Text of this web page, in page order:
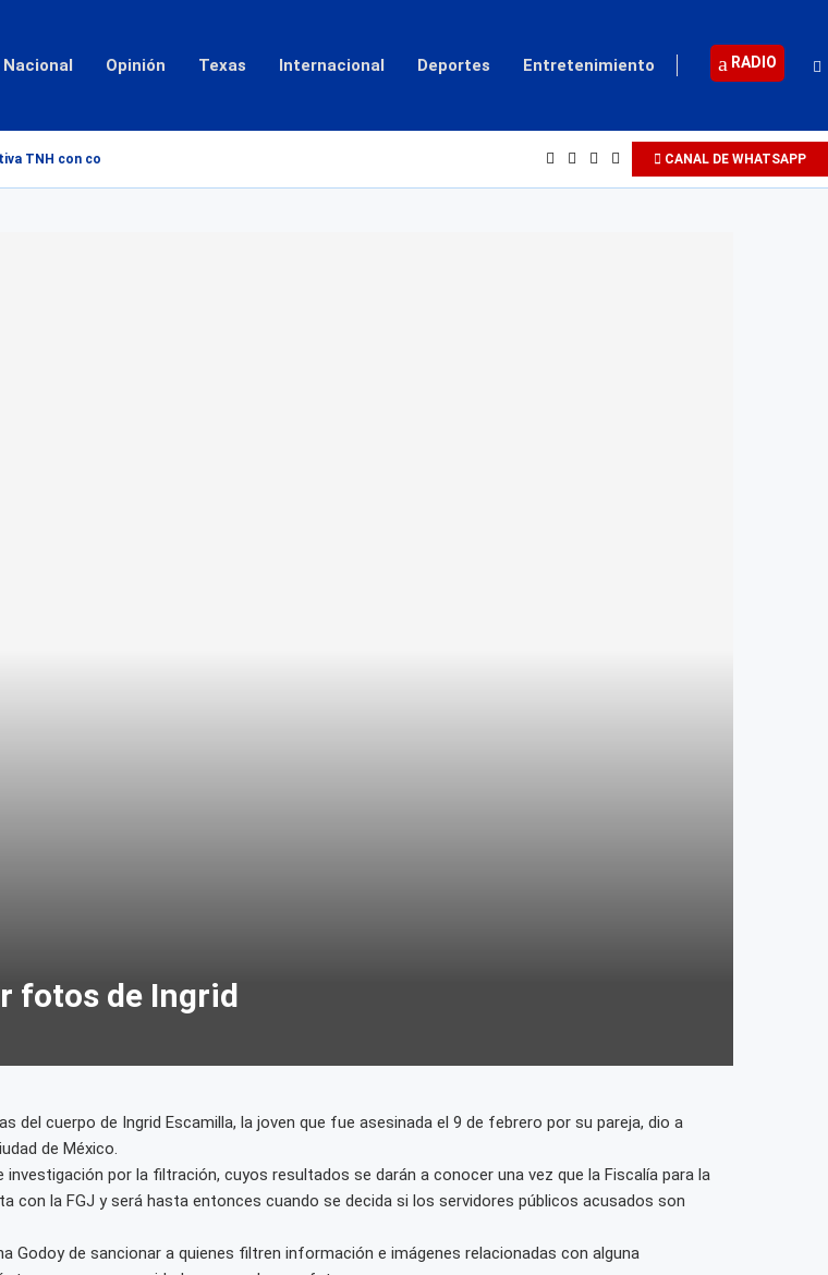
Nacional Opinión Texas Internacional Deportes Entretenimiento RADIO
TNH con colonos afectados por inundaciones del... CANAL DE WHATSAPP
fotos de Ingrid
cuerpo de Ingrid Escamilla, la joven que fue asesinada el 9 de febrero por su pareja, dio a
de México.
por la filtración, cuyos resultados se darán a conocer una vez que la Fiscalía para la
la FGJ y será hasta entonces cuando se decida si los servidores públicos acusados son
Godoy de sancionar a quienes filtren información e imágenes relacionadas con alguna